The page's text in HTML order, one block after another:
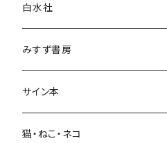
白水社
みすず書房
サイン本
猫・ねこ・ネコ